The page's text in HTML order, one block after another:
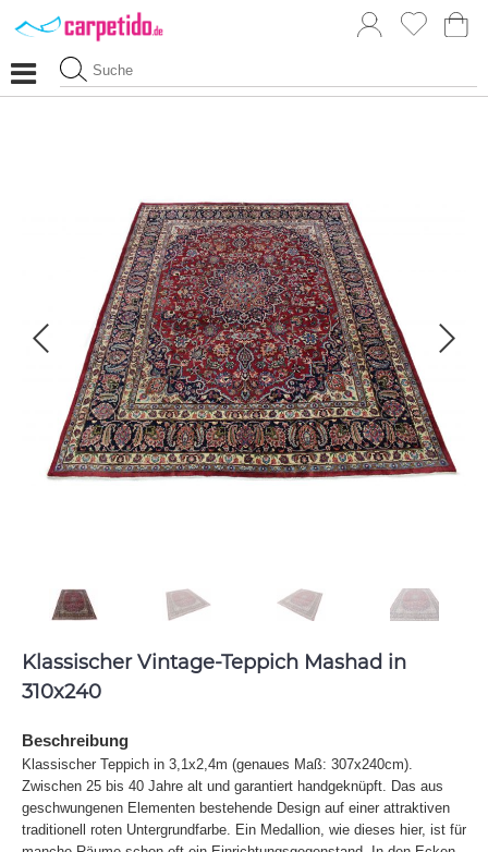
Klassischer Vintage-Teppich Mashad in
310x240
Beschreibung
Klassischer Teppich in 3,1x2,4m (genaues Maß: 307x240cm).
Zwischen 25 bis 40 Jahre alt und garantiert handgeknüpft. Das aus
geschwungenen Elementen bestehende Design auf einer attraktiven
traditionell roten Untergrundfarbe. Ein Medallion, wie dieses hier, ist für